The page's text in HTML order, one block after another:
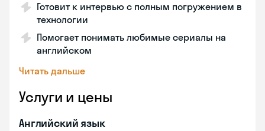
Готовит к интервью с полным погружением в
технологии
Помогает понимать любимые сериалы на
английском
Читать дальше
Услуги и цены
Английский язык